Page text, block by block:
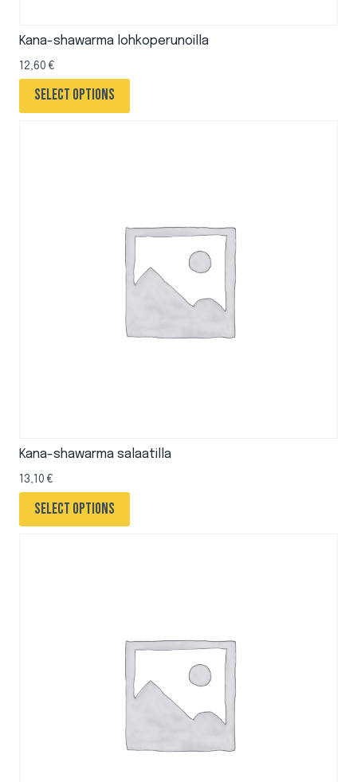
Kana-shawarma lohkoperunoilla
12,60 €
Select options
Kana-shawarma salaatilla
13,10 €
Select options